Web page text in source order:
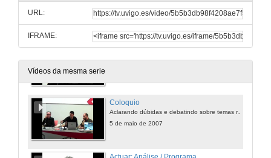
URL:
IFRAME:
Vídeos da mesma serie
5 de maio de 2007
Intervención de Xesús Vázquez
Coloquio
Aclarando dúbidas e debatindo sobre temas relacionados
5 de maio de 2007